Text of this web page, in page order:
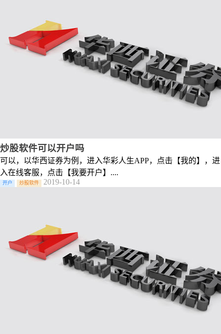
炒股软件可以开户吗
可以，以华西证券为例，进入华彩人生APP，点击【我的】，进
入在线客服，点击【我要开户】....
开户 炒股软件 2019-10-14